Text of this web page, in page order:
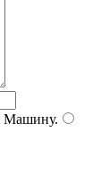
Машину.